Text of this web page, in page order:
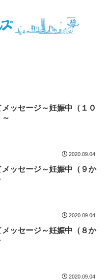
ッセージ～妊娠中（１０
2020.09.04
メッセージ～妊娠中（９か
2020.09.04
メッセージ～妊娠中（８か
2020.09.04